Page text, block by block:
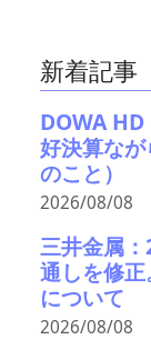
新着記事
DOWA
好決算な
のこと）
2026/08/08
三井金属
通しを修
について
2026/08/08